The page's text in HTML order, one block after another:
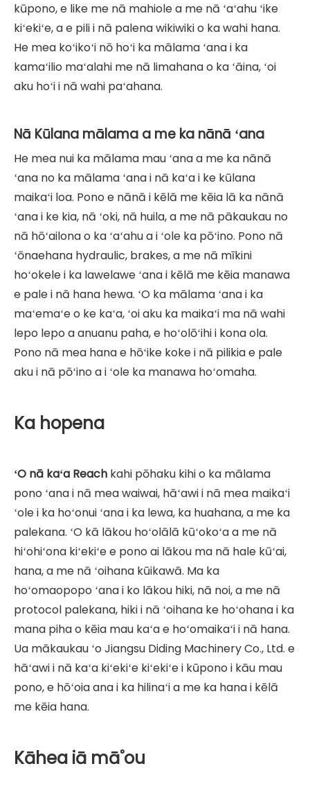
kūpono, e like me nā mahiole a me nā ʻaʻahu ʻike
kiʻekiʻe, a e pili i nā palena wikiwiki o ka wahi hana.
He mea koʻikoʻi nō hoʻi ka mālama ʻana i ka
kamaʻilio maʻalahi me nā limahana o ka ʻāina, ʻoi
aku hoʻi i nā wahi paʻahana.
Nā Kūlana mālama a me ka nānā ʻana
He mea nui ka mālama mau ʻana a me ka nānā
ʻana no ka mālama ʻana i nā kaʻa i ke kūlana
maikaʻi loa. Pono e nānā i kēlā me kēia lā ka nānā
ʻana i ke kia, nā ʻoki, nā huila, a me nā pākaukau no
nā hōʻailona o ka ʻaʻahu a i ʻole ka pōʻino. Pono nā
ʻōnaehana hydraulic, brakes, a me nā mīkini
hoʻokele i ka lawelawe ʻana i kēlā me kēia manawa
e pale i nā hana hewa. ʻO ka mālama ʻana i ka
maʻemaʻe o ke kaʻa, ʻoi aku ka maikaʻi ma nā wahi
lepo lepo a anuanu paha, e hoʻolōʻihi i kona ola.
Pono nā mea hana e hōʻike koke i nā pilikia e pale
aku i nā pōʻino a i ʻole ka manawa hoʻomaha.
Ka hopena
ʻO nā kaʻa Reach kahi pōhaku kihi o ka mālama
pono ʻana i nā mea waiwai, hāʻawi i nā mea maikaʻi
ʻole i ka hoʻonui ʻana i ka lewa, ka huahana, a me ka
palekana. ʻO kā lākou hoʻolālā kūʻokoʻa a me nā
hiʻohiʻona kiʻekiʻe e pono ai lākou ma nā hale kūʻai,
hana, a me nā ʻoihana kūikawā. Ma ka
hoʻomaopopo ʻana i ko lākou hiki, nā noi, a me nā
protocol palekana, hiki i nā ʻoihana ke hoʻohana i ka
mana piha o kēia mau kaʻa e hoʻomaikaʻi i nā hana.
Ua mākaukau ʻo Jiangsu Diding Machinery Co., Ltd. e
hāʻawi i nā kaʻa kiʻekiʻe kiʻekiʻe i kūpono i kāu mau
pono, e hōʻoia ana i ka hilinaʻi a me ka hana i kēlā
me kēia hana.
Kāhea iā mā˚ou